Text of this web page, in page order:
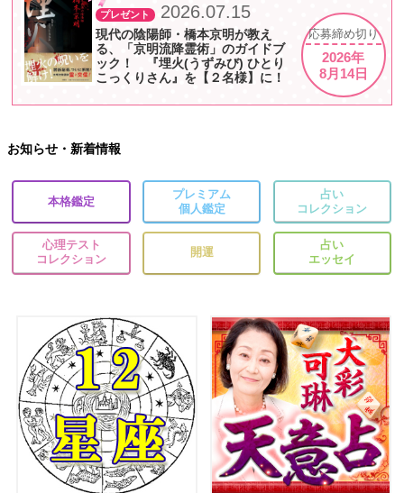
プレゼント 2026.07.15
現代の陰陽師・橋本京明が教え
る、「京明流降霊術」のガイドブ
ック！ 『埋火(うずみび) ひとり
こっくりさん』を【２名様】に！
応募締め切り
2026年
8月14日
お知らせ・新着情報
本格鑑定
プレミアム
個人鑑定
占い
コレクション
心理テスト
コレクション
開運
占い
エッセイ